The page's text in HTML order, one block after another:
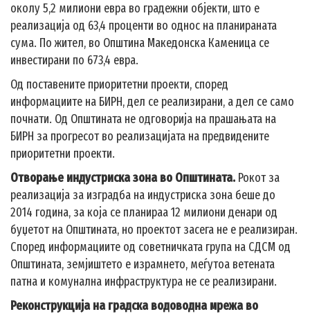
околу 5,2 милиони евра во градежни објекти, што е
реализација од 63,4 проценти во однос на планираната
сума. По жител, во Општина Македонска Каменица се
инвестирани по 673,4 евра.
Од поставените приоритетни проекти, според
информациите на БИРН, дел се реализирани, а дел се само
почнати. Од Општината не одговорија на прашањата на
БИРН за прогресот во реализацијата на предвидените
приоритетни проекти.
Отворање индустриска зона во Општината. Рокот за
реализација за изградба на индустриска зона беше до
2014 година, за која се планираа 12 милиони денари од
буџетот на Општината, но проектот засега не е реализиран.
Според информациите од советничката група на СДСМ од
Општината, земјиштето е израмнето, меѓутоа ветената
патна и комунална инфраструктура не се реализирани.
Реконструкција на градска водоводна мрежа во